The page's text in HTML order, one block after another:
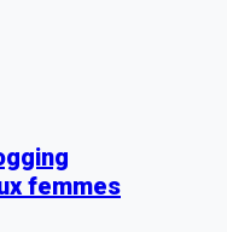
femmes